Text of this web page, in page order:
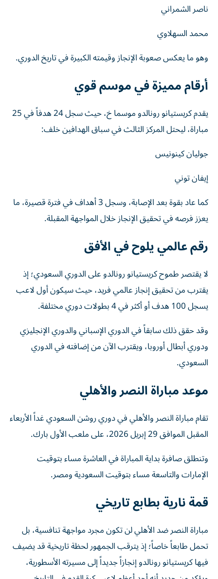
ناصر الشمراني
محمد السهلاوي
وهو ما يعكس صعوبة الإنجاز وقيمته الكبيرة في تاريخ الدوري.
أرقام مميزة في موسم قوي
يقدم كريستيانو رونالدو موسما خ، حيث سجل 24 هدفاً في 25
مباراة، ليحتل المركز الثالث في سباق الهدافين خلف:
جوليان كينونيس
إيفان توني
كما عاد بقوة بعد الإصابة، وسجل 3 أهداف في فترة قصيرة، ما
يعزز فرصه في تحقيق الإنجاز خلال المواجهة المقبلة.
رقم عالمي يلوح في الأفق
لا يقتصر طموح كريستيانو رونالدو على الدوري السعودي؛ إذ
يقترب من تحقيق إنجاز عالمي فريد، حيث سيكون أول لاعب
يسجل 100 هدف أو أكثر في 4 بطولات دوري مختلفة.
وقد حقق ذلك سابقاً في الدوري الإسباني والدوري الإنجليزي
ودوري أبطال أوروبا، ويقترب الآن من إضافته في الدوري
السعودي.
موعد مباراة النصر والأهلي
تقام مباراة النصر والأهلي في دوري روشن السعودي غداً الأربعاء
المقبل الموافق 29 إبريل 2026، على ملعب الأول بارك.
وتنطلق صافرة بداية المباراة في العاشرة مساء بتوقيت
الإمارات والتاسعة مساء بتوقيت السعودية ومصر.
قمة نارية بطابع تاريخي
مباراة النصر ضد الأهلي لن تكون مجرد مواجهة تنافسية، بل
تحمل طابعاً خاصاً؛ إذ يترقب الجمهور لحظة تاريخية قد يضيف
فيها كريستيانو رونالدو إنجازاً جديداً إلى مسيرته الأسطورية،